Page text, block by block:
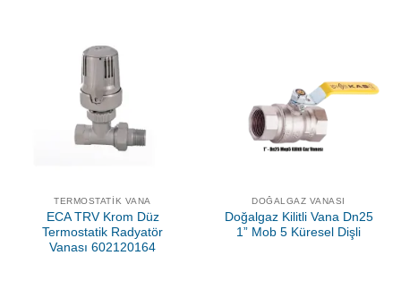
TERMOSTATIK VANA
ECA TRV Krom Düz
Termostatik Radyatör
Vanası 602120164
DOĞALGAZ VANASI
Doğalgaz Kilitli Vana Dn25
1” Mob 5 Küresel Dişli